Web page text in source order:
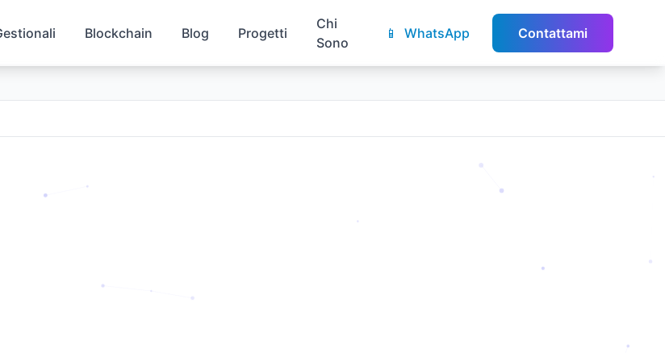
Blockchain Blog Progetti
Chi
Sono
📱 WhatsApp Contattami